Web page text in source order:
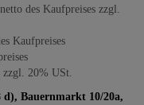
des Kaufpreises zzgl.
Kaufpreises
20% USt.
d), Bauernmarkt 10/20a,